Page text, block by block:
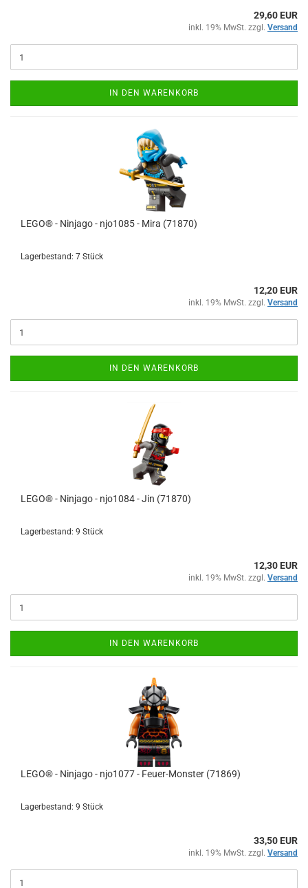
29,60 EUR
inkl. 19% MwSt. zzgl. Versand
IN DEN WARENKORB
LEGO® - Ninjago - njo1085 - Mira (71870)
Lagerbestand: 7 Stück
12,20 EUR
inkl. 19% MwSt. zzgl. Versand
IN DEN WARENKORB
LEGO® - Ninjago - njo1084 - Jin (71870)
Lagerbestand: 9 Stück
12,30 EUR
inkl. 19% MwSt. zzgl. Versand
IN DEN WARENKORB
LEGO® - Ninjago - njo1077 - Feuer-Monster (71869)
Lagerbestand: 9 Stück
33,50 EUR
inkl. 19% MwSt. zzgl. Versand